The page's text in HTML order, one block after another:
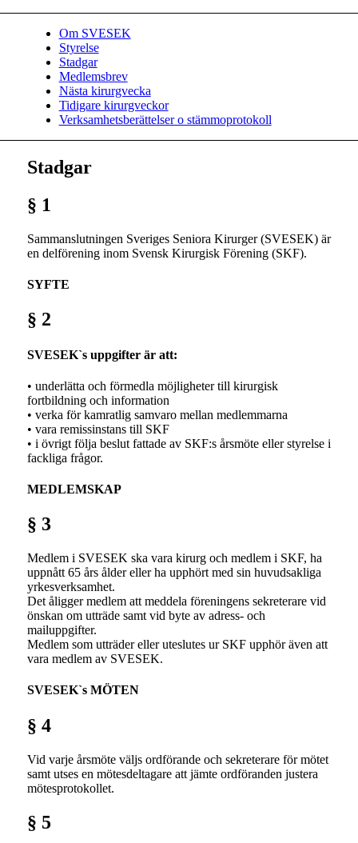
Om SVESEK
Styrelse
Stadgar
Medlemsbrev
Nästa kirurgvecka
Tidigare kirurgveckor
Verksamhetsberättelser o stämmoprotokoll
Stadgar
§ 1
Sammanslutningen Sveriges Seniora Kirurger (SVESEK) är
en delförening inom Svensk Kirurgisk Förening (SKF).
SYFTE
§ 2
SVESEK`s uppgifter är att:
• underlätta och förmedla möjligheter till kirurgisk
fortbildning och information
• verka för kamratlig samvaro mellan medlemmarna
• vara remissinstans till SKF
• i övrigt följa beslut fattade av SKF:s årsmöte eller styrelse i
fackliga frågor.
MEDLEMSKAP
§ 3
Medlem i SVESEK ska vara kirurg och medlem i SKF, ha
uppnått 65 års ålder eller ha upphört med sin huvudsakliga
yrkesverksamhet.
Det åligger medlem att meddela föreningens sekreterare vid
önskan om utträde samt vid byte av adress- och
mailuppgifter.
Medlem som utträder eller uteslutes ur SKF upphör även att
vara medlem av SVESEK.
SVESEK`s MÖTEN
§ 4
Vid varje årsmöte väljs ordförande och sekreterare för mötet
samt utses en mötesdeltagare att jämte ordföranden justera
mötesprotokollet.
§ 5